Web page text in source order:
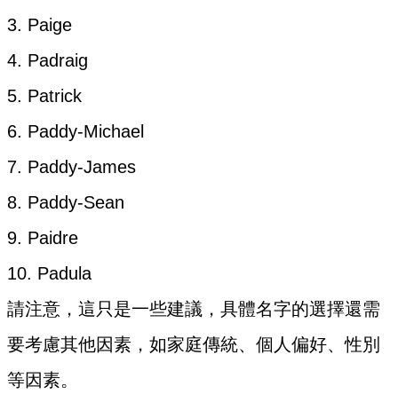
3. Paige
4. Padraig
5. Patrick
6. Paddy-Michael
7. Paddy-James
8. Paddy-Sean
9. Paidre
10. Padula
請注意，這只是一些建議，具體名字的選擇還需
要考慮其他因素，如家庭傳統、個人偏好、性別
等因素。